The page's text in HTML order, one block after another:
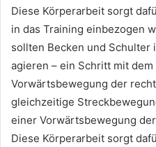
Diese Körperarbeit sorgt
in das Training einbezogen
sollten Becken und Schulter
agieren – ein Schritt mit
Vorwärtsbewegung der
gleichzeitige
einer Vorwärtsbewegung
Diese Körperarbeit sorgt